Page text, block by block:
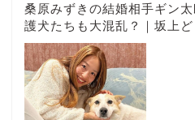
桑原みずきの結婚相手ギン
護犬たちも大混乱？｜坂上